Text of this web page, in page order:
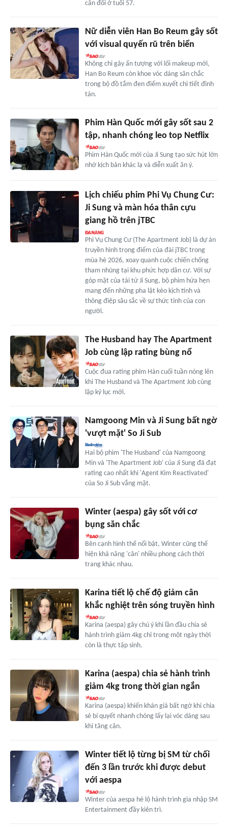
cân đối ở tuổi 57.
Nữ diễn viên Han Bo Reum gây sốt
với visual quyến rũ trên biển
Không chỉ gây ấn tượng với lối makeup mới,
Han Bo Reum còn khoe vóc dáng săn chắc
trong bộ đồ tắm đen điểm xuyết chi tiết đinh
tán.
Phim Hàn Quốc mới gây sốt sau 2
tập, nhanh chóng leo top Netflix
Phim Hàn Quốc mới của Ji Sung tạo sức hút lớn
nhờ kịch bản khác lạ và diễn xuất ăn ý.
Lịch chiếu phim Phi Vụ Chung Cư:
Ji Sung và màn hóa thân cựu
giang hồ trên jTBC
Phi Vụ Chung Cư (The Apartment Job) là dự án
truyền hình trọng điểm của đài jTBC trong
mùa hè 2026, xoay quanh cuộc chiến chống
tham nhũng tại khu phức hợp dân cư. Với sự
góp mặt của tài tử Ji Sung, bộ phim hứa hẹn
mang đến những pha lật kèo kịch tính và
thông điệp sâu sắc về sự thức tỉnh của con
người.
The Husband hay The Apartment
Job cùng lập rating bùng nổ
Cuộc đua rating phim Hàn cuối tuần nóng lên
khi The Husband và The Apartment Job cùng
lập kỷ lục mới.
Namgoong Min và Ji Sung bất ngờ
'vượt mặt' So Ji Sub
Hai bộ phim 'The Husband' của Namgoong
Min và 'The Apartment Job' của Ji Sung đã đạt
rating cao nhất khi 'Agent Kim Reactivated'
của So Ji Sub vắng mặt.
Winter (aespa) gây sốt với cơ
bụng săn chắc
Bên cạnh hình thể nổi bật, Winter cũng thể
hiện khả năng 'cân' nhiều phong cách thời
trang khác nhau.
Karina tiết lộ chế độ giảm cân
khắc nghiệt trên sóng truyền hình
Karina (aespa) gây chú ý khi lần đầu chia sẻ
hành trình giảm 4kg chỉ trong một ngày thời
còn là thực tập sinh.
Karina (aespa) chia sẻ hành trình
giảm 4kg trong thời gian ngắn
Karina (aespa) khiến khán giả bất ngờ khi chia
sẻ bí quyết nhanh chóng lấy lại vóc dáng sau
khi tăng cân.
Winter tiết lộ từng bị SM từ chối
đến 3 lần trước khi được debut
với aespa
Winter của aespa hé lộ hành trình gia nhập SM
Entertainment đầy kiên trì.